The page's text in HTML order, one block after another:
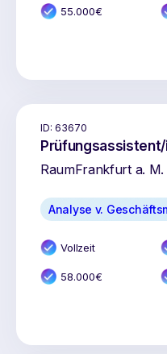
55.000€
ID: 63670
RaumFrankfurt a. M.
Analyse v.
Vollzeit
58.000€